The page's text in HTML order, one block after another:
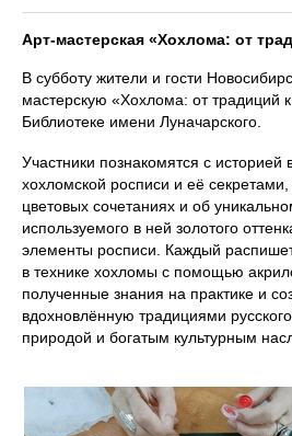
Арт-мастерская «Хохлома: от
В субботу жители и гости
мастерскую «Хохлома: от традиций к
Библиотеке имени Луначарского.
Участники познакомятся с историей
хохломской росписи и её
цветовых сочетаниях и об
используемого в ней золотого
элементы росписи. Каждый
в технике хохломы с помощью
полученные знания на практике и
вдохновлённую традициями
природой и богатым культурным